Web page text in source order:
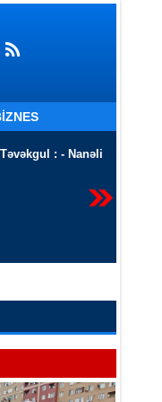
MƏNƏVİ
-